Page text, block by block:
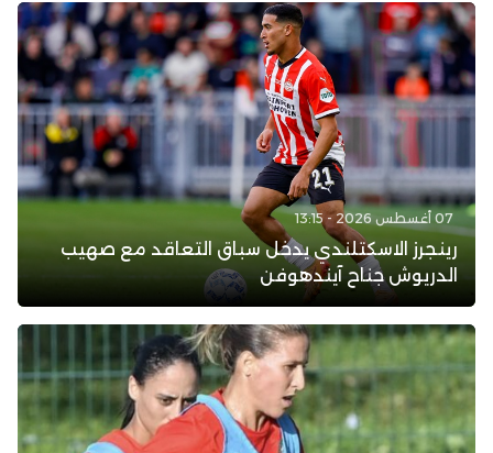
07 أغسطس 2026 - 13:15
رينجرز الاسكتلندي يدخل سباق التعاقد مع صهيب
الدريوش جناح آيندهوفن